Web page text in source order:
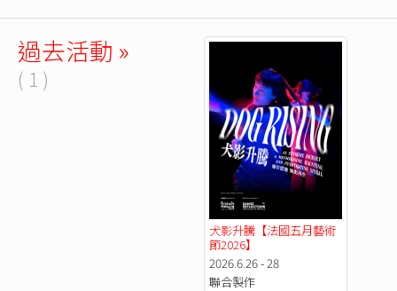
過去活動 »
( 1 )
犬影升騰【法國五月藝術
節2026】
2026.6.26 - 28
聯合製作